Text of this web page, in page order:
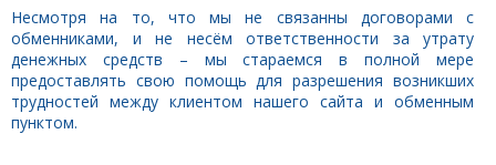
Несмотря на то, что мы не связанны договорами с
обменниками, и не несём ответственности за утрату
денежных средств – мы стараемся в полной мере
предоставлять свою помощь для разрешения возникших
трудностей между клиентом нашего сайта и обменным
пунктом.